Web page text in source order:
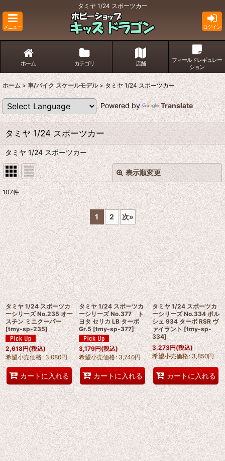
タミヤ 1/24 スポーツカー
メニュー ログイン
ホーム カテゴリ 店舗
フィールドレギュレー
ション
ホーム > 車/バイク スケールモデル > タミヤ 1/24 スポーツカー
Powered by Translate
タミヤ 1/24 スポーツカー
タミヤ 1/24 スポーツカー
表示順変更
表示数:
並び順 :
絞り込む
閉じる
107件
1 2 次»
タミヤ 1/24 スポーツカ
ーシリーズ No.235 オー
スチン ミニクーパー
[tmy-sp-235]
2,618円(税込)
希望小売価格: 3,080円
カートに入れる
タミヤ 1/24 スポーツカ
ーシリーズ No.377 ト
ヨタ セリカ LB ターボ
Gr.5 [tmy-sp-377]
3,179円(税込)
希望小売価格: 3,740円
カートに入れる
タミヤ 1/24 スポーツカ
ーシリーズ No.334 ポル
シェ 934 ターボ RSR ヴ
ァイラント [tmy-sp-
334]
3,273円(税込)
希望小売価格: 3,850円
カートに入れる